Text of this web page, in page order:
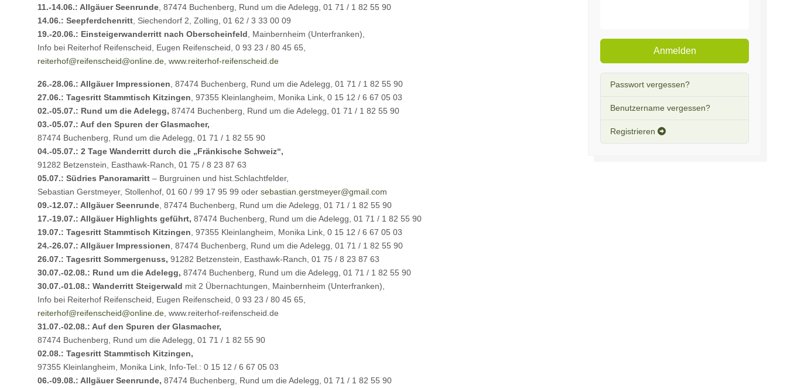
11.-14.06.: Allgäuer Seenrunde , 87474 Buchenberg, Rund um die Adelegg, 01 71 / 1 82 55 90
14.06.: Seepferdchenritt , Siechendorf 2, Zolling, 01 62 / 3 33 00 09
19.-20.06.: Einsteigerwanderritt nach Oberscheinfeld , Mainbernheim (Unterfranken),
Info bei Reiterhof Reifenscheid, Eugen Reifenscheid, 0 93 23 / 80 45 65,
reiterhof@reifenscheid@online.de www.reiterhof-reifenscheid.de
26.-28.06.: Allgäuer Impressionen , 87474 Buchenberg, Rund um die Adelegg, 01 71 / 1 82 55 90
27.06.: Tagesritt Stammtisch Kitzingen , 97355 Kleinlangheim, Monika Link, 0 15 12 / 6 67 05 03
02.-05.07.: Rund um die Adelegg, 87474 Buchenberg, Rund um die Adelegg, 01 71 / 1 82 55 90
03.-05.07.: Auf den Spuren der Glasmacher,
87474 Buchenberg, Rund um die Adelegg, 01 71 / 1 82 55 90
04.-05.07.: 2 Tage Wanderritt durch die „Fränkische Schweiz“,
91282 Betzenstein, Easthawk-Ranch, 01 75 / 8 23 87 63
05.07.: Südries Panoramaritt – Burgruinen und hist.Schlachtfelder,
Sebastian Gerstmeyer, Stollenhof, 01 60 / 99 17 95 99 oder sebastian.gerstmeyer@gmail.com
09.-12.07.: Allgäuer Seenrunde , 87474 Buchenberg, Rund um die Adelegg, 01 71 / 1 82 55 90
17.-19.07.: Allgäuer Highlights geführt, 87474 Buchenberg, Rund um die Adelegg, 01 71 / 1 82 55 90
19.07.: Tagesritt Stammtisch Kitzingen , 97355 Kleinlangheim, Monika Link, 0 15 12 / 6 67 05 03
24.-26.07.: Allgäuer Impressionen , 87474 Buchenberg, Rund um die Adelegg, 01 71 / 1 82 55 90
26.07.: Tagesritt Sommergenuss, 91282 Betzenstein, Easthawk-Ranch, 01 75 / 8 23 87 63
30.07.-02.08.: Rund um die Adelegg, 87474 Buchenberg, Rund um die Adelegg, 01 71 / 1 82 55 90
30.07.-01.08.: Wanderritt Steigerwald mit 2 Übernachtungen, Mainbernheim (Unterfranken),
Info bei Reiterhof Reifenscheid, Eugen Reifenscheid, 0 93 23 / 80 45 65,
reiterhof@reifenscheid@online.de , www.reiterhof-reifenscheid.de
31.07.-02.08.: Auf den Spuren der Glasmacher,
87474 Buchenberg, Rund um die Adelegg, 01 71 / 1 82 55 90
02.08.: Tagesritt Stammtisch Kitzingen,
97355 Kleinlangheim, Monika Link, Info-Tel.: 0 15 12 / 6 67 05 03
06.-09.08.: Allgäuer Seenrunde, 87474 Buchenberg, Rund um die Adelegg, 01 71 / 1 82 55 90
Anmelden
Passwort vergessen?
Benutzername vergessen?
Registrieren